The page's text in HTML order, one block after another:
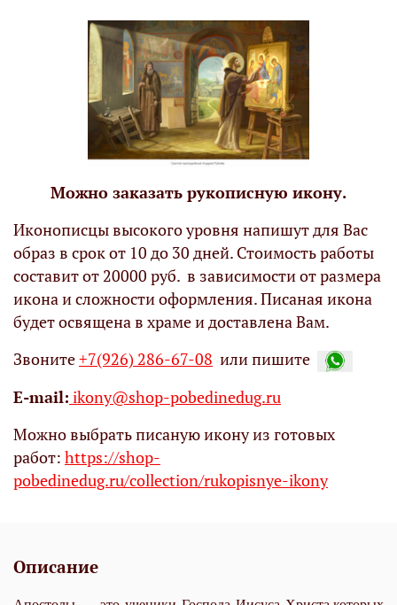
Можно заказать рукописную икону.
Иконописцы высокого уровня напишут для Вас
образ в срок от 10 до 30 дней. Стоимость работы
составит от 20000 руб. в зависимости от размера
икона и сложности оформления. Писаная икона
будет освящена в храме и доставлена Вам.
Звоните+7(926) 286-67-08 или пишите
Е-mail: ikony@shop-pobedinedug.ru
Можно выбрать писаную икону из готовых
работ: https://shop-
pobedinedug.ru/collection/rukopisnye-ikony
Описание